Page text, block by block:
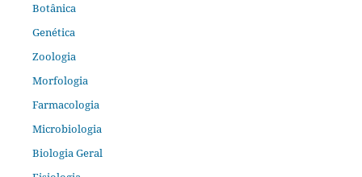
Botânica
Genética
Zoologia
Morfologia
Farmacologia
Microbiologia
Biologia Geral